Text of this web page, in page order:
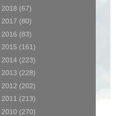
2018 (67)
2017 (80)
2016 (83)
2015 (161)
2014 (223)
2013 (228)
2012 (202)
2011 (213)
2010 (270)